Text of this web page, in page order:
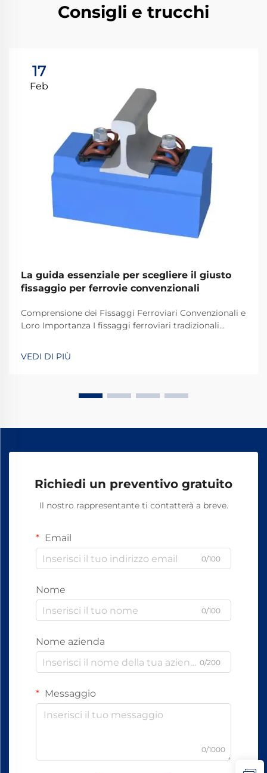
Consigli e trucchi
17
Feb
La guida essenziale per scegliere il giusto
fissaggio per ferrovie convenzionali
Comprensione dei Fissaggi Ferroviari Convenzionali e
Loro Importanza I fissaggi ferroviari tradizionali
stabili e sicuri i binari dei treni per le operazioni
quotidiane. La maggior parte dei sistemi si basa su
VEDI DI PIÙ
Richiedi un preventivo gratuito
Il nostro rappresentante ti contatterà a breve.
Email
0/100
Nome
0/100
Nome azienda
0/200
Messaggio
0/1000